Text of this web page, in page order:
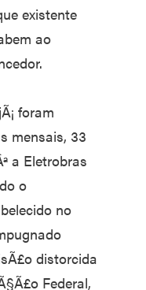
existente
ao
foram
mensais, 33
a Eletrobras
o
no
distorcida
Federal,